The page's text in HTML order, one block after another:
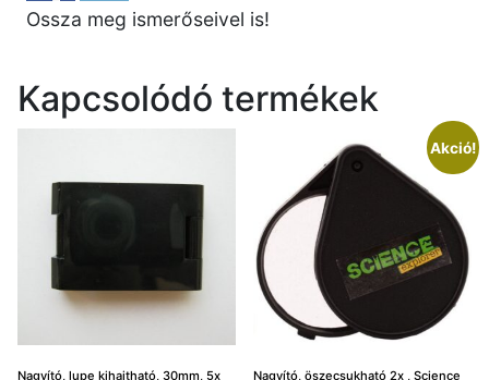
Ossza meg ismerőseivel is!
Kapcsolódó termékek
Nagyító, lupe kihajtható, 30mm, 5x
Akció!
Nagyító, öszecsukható 2x , Science